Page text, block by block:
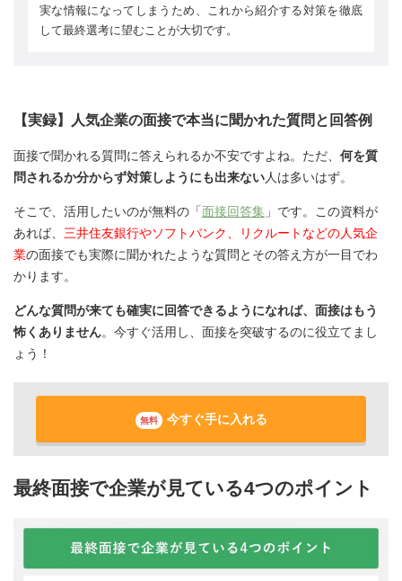
実な情報になってしまうため、これから紹介する対策を徹底
して最終選考に望むことが大切です。
【実録】人気企業の面接で本当に聞かれた質問と回答例
面接で聞かれる質問に答えられるか不安ですよね。ただ、 何を質
問されるか分からず対策しようにも出来ない人は多いはず。
そこで、活用したいのが無料の「面接回答集 」です。この資料が
あれば、 三井住友銀行やソフトバンク、リクルートなどの人気企
業の面接でも実際に聞かれたような質問とその答え方が一目でわ
かります。
どんな質問が来ても確実に回答できるようになれば、面接はもう
怖くありません。今すぐ活用し、面接を突破するのに役立てまし
ょう！
無料 今すぐ手に入れる
最終面接で企業が見ている4つのポイント